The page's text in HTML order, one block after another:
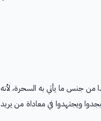
جنس ما يأتي به السحرة، لأنه
ويجتهدوا في معاداة من يريد